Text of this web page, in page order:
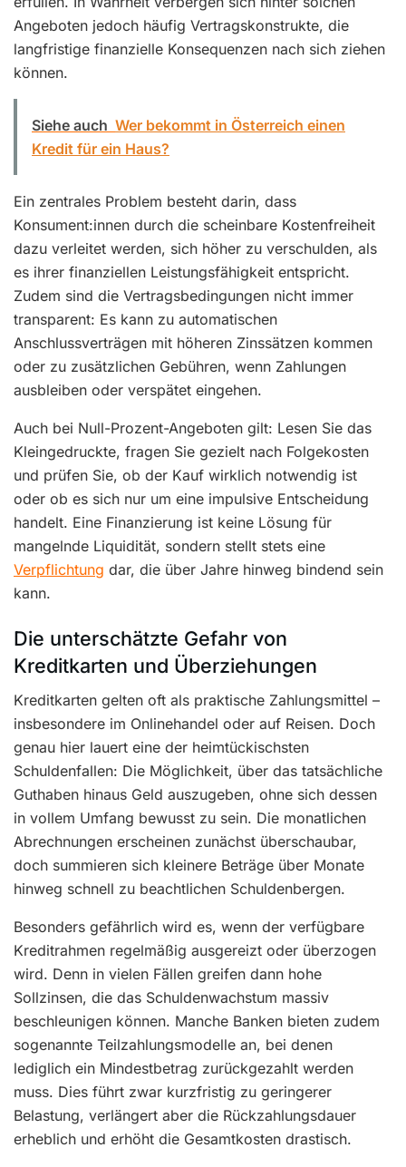
Angeboten jedoch häufig Vertragskonstrukte, die
langfristige finanzielle Konsequenzen nach sich ziehen
können.
Siehe auch Wer bekommt in Österreich einen
Kredit für ein Haus?
Ein zentrales Problem besteht darin, dass
Konsument:innen durch die scheinbare Kostenfreiheit
dazu verleitet werden, sich höher zu verschulden, als
es ihrer finanziellen Leistungsfähigkeit entspricht.
Zudem sind die Vertragsbedingungen nicht immer
transparent: Es kann zu automatischen
Anschlussverträgen mit höheren Zinssätzen kommen
oder zu zusätzlichen Gebühren, wenn Zahlungen
ausbleiben oder verspätet eingehen.
Auch bei Null-Prozent-Angeboten gilt: Lesen Sie das
Kleingedruckte, fragen Sie gezielt nach Folgekosten
und prüfen Sie, ob der Kauf wirklich notwendig ist
oder ob es sich nur um eine impulsive Entscheidung
handelt. Eine Finanzierung ist keine Lösung für
mangelnde Liquidität, sondern stellt stets eine
Verpflichtung dar, die über Jahre hinweg bindend sein
kann.
Die unterschätzte Gefahr von
Kreditkarten und Überziehungen
Kreditkarten gelten oft als praktische Zahlungsmittel –
insbesondere im Onlinehandel oder auf Reisen. Doch
genau hier lauert eine der heimtückischsten
Schuldenfallen: Die Möglichkeit, über das tatsächliche
Guthaben hinaus Geld auszugeben, ohne sich dessen
in vollem Umfang bewusst zu sein. Die monatlichen
Abrechnungen erscheinen zunächst überschaubar,
doch summieren sich kleinere Beträge über Monate
hinweg schnell zu beachtlichen Schuldenbergen.
Besonders gefährlich wird es, wenn der verfügbare
Kreditrahmen regelmäßig ausgereizt oder überzogen
wird. Denn in vielen Fällen greifen dann hohe
Sollzinsen, die das Schuldenwachstum massiv
beschleunigen können. Manche Banken bieten zudem
sogenannte Teilzahlungsmodelle an, bei denen
lediglich ein Mindestbetrag zurückgezahlt werden
muss. Dies führt zwar kurzfristig zu geringerer
Belastung, verlängert aber die Rückzahlungsdauer
erheblich und erhöht die Gesamtkosten drastisch.